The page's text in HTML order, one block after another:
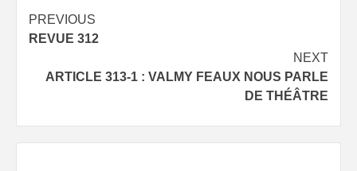
Post
navigation
PREVIOUS
REVUE 312
NEXT
ARTICLE 313-1 : VALMY FEAUX NOUS PARLE
DE THÉÂTRE